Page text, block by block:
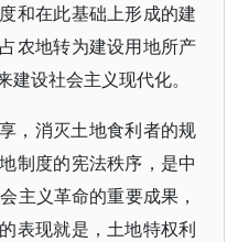
和在此基础上形成的建
农地转为建设用地所产
设社会主义现代化。
，消灭土地食利者的规
制度的宪法秩序，是中
主义革命的重要成果，
表现就是，土地特权利